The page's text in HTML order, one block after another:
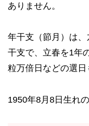
ありません。
年干支（節月）は
干支で、立春を1年
粒万倍日などの選日
1950年8月8日生れ